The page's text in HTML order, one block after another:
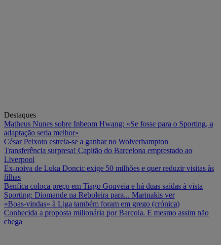
Destaques
Matheus Nunes sobre Inbeom Hwang: «Se fosse para o Sporting, a
adaptação seria melhor»
César Peixoto estreia-se a ganhar no Wolverhampton
Transferência surpresa! Capitão do Barcelona emprestado ao
Liverpool
Ex-noiva de Luka Doncic exige 50 milhões e quer reduzir visitas às
filhas
Benfica coloca preço em Tiago Gouveia e há duas saídas à vista
Sporting: Diomande na Reboleira para... Marinakis ver
«Boas-vindas» à Liga também foram em grego (crónica)
Conhecida a proposta milionária por Barcola. E mesmo assim não
chega